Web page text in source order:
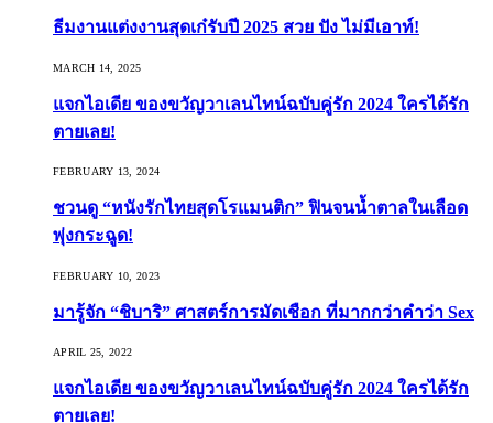
ธีมงานแต่งงานสุดเก๋รับปี 2025 สวย ปัง ไม่มีเอาท์!
MARCH 14, 2025
แจกไอเดีย ของขวัญวาเลนไทน์ฉบับคู่รัก 2024 ใครได้รัก
ตายเลย!
FEBRUARY 13, 2024
ชวนดู “หนังรักไทยสุดโรแมนติก” ฟินจนน้ำตาลในเลือด
พุ่งกระฉูด!
FEBRUARY 10, 2023
มารู้จัก “ชิบาริ” ศาสตร์การมัดเชือก ที่มากกว่าคำว่า Sex
APRIL 25, 2022
แจกไอเดีย ของขวัญวาเลนไทน์ฉบับคู่รัก 2024 ใครได้รัก
ตายเลย!